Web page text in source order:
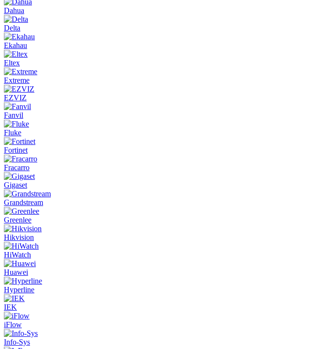
Dahua
Delta
Ekahau
Eltex
Extreme
EZVIZ
Fanvil
Fluke
Fortinet
Fracarro
Gigaset
Grandstream
Greenlee
Hikvision
HiWatch
Huawei
Hyperline
IEK
iFlow
Info-Sys